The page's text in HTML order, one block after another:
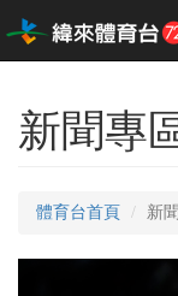
新聞專
體育台首頁 新